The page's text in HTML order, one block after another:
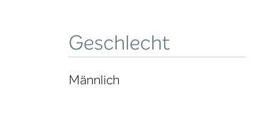
Geschlecht
Männlich